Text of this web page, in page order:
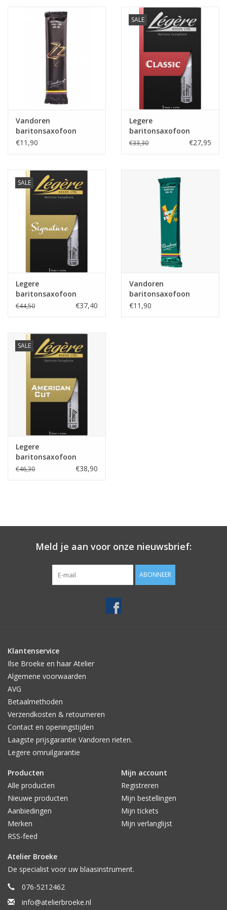
Vandoren
baritonsaxofoon
rieten Jazz
€11,90
SALE
Legere
baritonsaxofoon
rieten Classic
€33,30 €27,95
SALE
Legere
baritonsaxofoon
rieten Signature
€44,50 €37,40
Vandoren
baritonsaxofoon
rieten V16
€11,90
SALE
Legere
baritonsaxofoon
rieten American Cut
€46,30 €38,90
Meld je aan voor onze nieuwsbrief:
ABONNEER
Klantenservice
Ilse Broeke en haar Atelier
Algemene voorwaarden
AVG
Betaalmethoden
Verzendkosten & retourneren
Contact en openingstijden
Laagste prijsgarantie Vandoren rieten.
Legere omruilgarantie
Producten
Alle producten
Nieuwe producten
Aanbiedingen
Merken
RSS-feed
Mijn account
Registreren
Mijn bestellingen
Mijn tickets
Mijn verlanglijst
Atelier Broeke
De specialist voor uw blaasinstrument.
076-5212462
info@atelierbroeke.nl